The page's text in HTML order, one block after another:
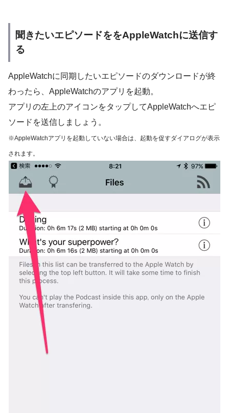
聞きたいエピソードををAppleWatchに送信す
る
AppleWatchに同期したいエピソードのダウンロードが終
わったら、AppleWatchのアプリを起動。
アプリの左上のアイコンをタップしてAppleWatchへエピ
ソードを送信しましょう。
※AppleWatchアプリを起動していない場合は、起動を促すダイアログが表示
されます。